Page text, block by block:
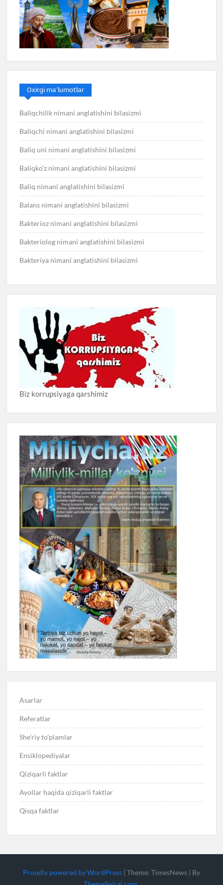
Oxirgi ma’lumotlar
Baliqchilik nimani anglatishini bilasizmi
Baliqchi nimani anglatishini bilasizmi
Baliq uni nimani anglatishini bilasizmi
Baliqko’z nimani anglatishini bilasizmi
Baliq nimani anglatishini bilasizmi
Balans nimani anglatishini bilasizmi
Bakterioz nimani anglatishini bilasizmi
Bakteriolog nimani anglatishini bilasizmi
Bakteriya nimani anglatishini bilasizmi
Biz korrupsiyaga qarshimiz
Asarlar
Referatlar
She’riy to’plamlar
Ensiklopediyalar
Qiziqarli faktlar
Ayollar haqida qiziqarli faktlar
Qisqa faktlar
Proudly powered by WordPress | Theme: TimesNews | By